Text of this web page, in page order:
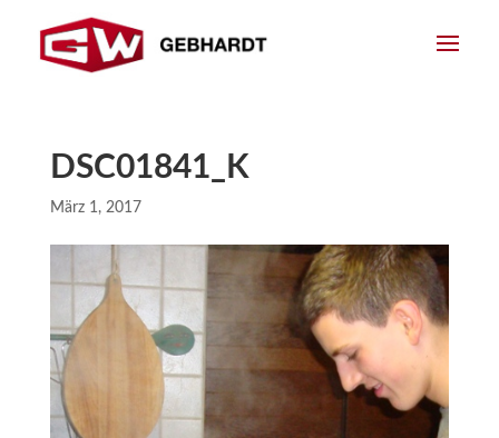
DSC01841_K
März 1, 2017